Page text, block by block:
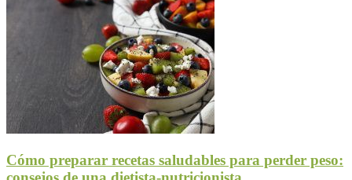
Cómo preparar recetas saludables para perder peso: